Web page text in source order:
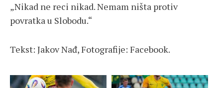
„Nikad ne reci nikad. Nemam ništa protiv
povratka u Slobodu.“
Tekst: Jakov Nađ, Fotografije: Facebook.